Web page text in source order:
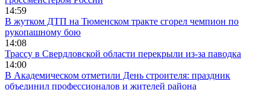
14:59
В жутком ДТП на Тюменском тракте сгорел чемпион по
рукопашному бою
14:08
Трассу в Свердловской области перекрыли из-за паводка
14:00
В Академическом отметили День строителя: праздник
объединил профессионалов и жителей района